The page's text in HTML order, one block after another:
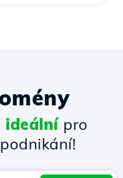
ideálnípro